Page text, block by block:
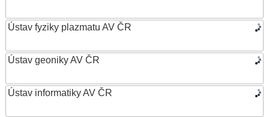
Ústav fyziky plazmatu AV ČR
Ústav geoniky AV ČR
Ústav informatiky AV ČR